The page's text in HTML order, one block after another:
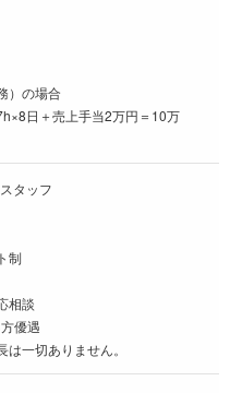
）の場合
日＋売上手当2万円＝10万
タッフ
制
相談
優遇
一切ありません。